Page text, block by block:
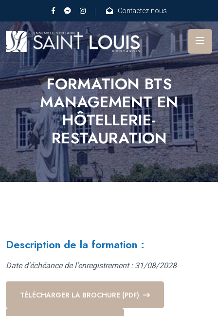
Contactez-nous
FORMATION BTS
MANAGEMENT EN
HÔTELLERIE-
RESTAURATION
Description de la formation :
Date d'échéance de l'enregistrement : 31/08/2028
TÉLÉCHARGER LA BROCHURE (PDF)